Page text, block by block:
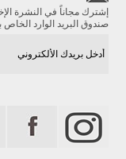
إشترك مجاناً في النشرة
صندوق البريد الوارد الخاص